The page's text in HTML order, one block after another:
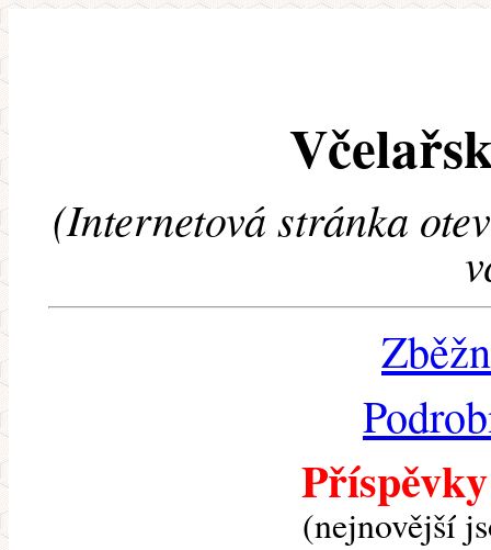
(Internetová stránka
(nejnovější